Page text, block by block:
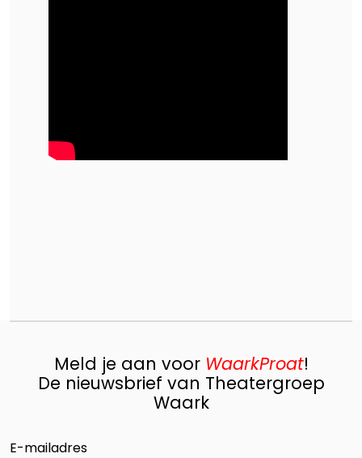
Meld je aan voor WaarkProat!
De nieuwsbrief van Theatergroep
Waark
E-mailadres